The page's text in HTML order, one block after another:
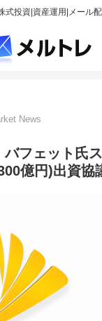
式投資|資産運用|メール
News
バフェット氏
億円)出資協